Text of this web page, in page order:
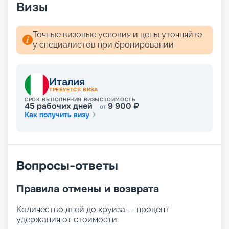
путевки, описание кают и прочая информация.
волшебные пейзажи Средиземного моря! А для
того чтобы получить лучшие места,
воспользуйтесь услугой раннего бронирования.
Визы
Точные визовые условия и цены уточняйте
у специалистов при бронировании
Италия
ТРЕБУЕТСЯ ВИЗА
СРОК ВЫПОЛНЕНИЯ ВИЗЫ
45 рабочих дней
СТОИМОСТЬ
от9 900 ₽
Как получить визу
Вопросы-ответы
Правила отмены и возврата
Количество дней до круиза — процент
удержания от стоимости: